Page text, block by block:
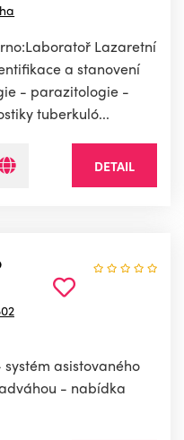
Lazaretní
a stanovení
- parazitologie -
tuberkuló...
DETAIL
asistovaného
- nabídka